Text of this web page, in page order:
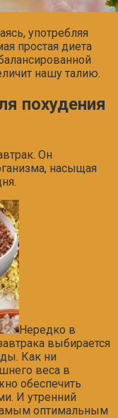
употребляя
простая диета
нашу талию.
похудения
Он
насыщая
Нередко в
выбирается
Как ни
веса в
обеспечить
И утренний
оптимальным